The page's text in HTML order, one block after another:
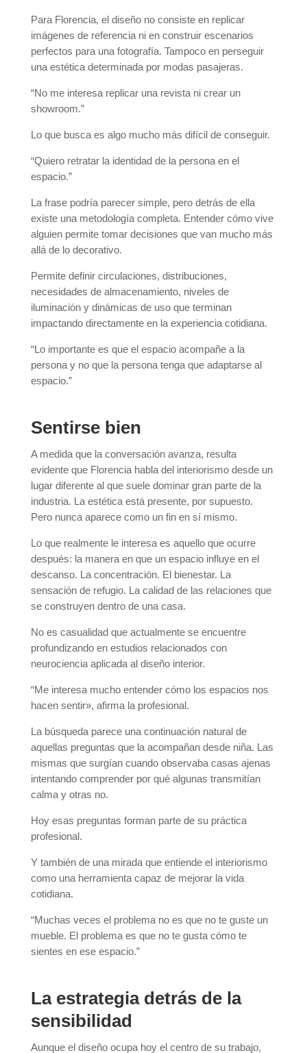
Para Florencia, el diseño no consiste en replicar
imágenes de referencia ni en construir escenarios
perfectos para una fotografía. Tampoco en perseguir
una estética determinada por modas pasajeras.
“No me interesa replicar una revista ni crear un
showroom.”
Lo que busca es algo mucho más difícil de conseguir.
“Quiero retratar la identidad de la persona en el
espacio.”
La frase podría parecer simple, pero detrás de ella
existe una metodología completa. Entender cómo vive
alguien permite tomar decisiones que van mucho más
allá de lo decorativo.
Permite definir circulaciones, distribuciones,
necesidades de almacenamiento, niveles de
iluminación y dinámicas de uso que terminan
impactando directamente en la experiencia cotidiana.
“Lo importante es que el espacio acompañe a la
persona y no que la persona tenga que adaptarse al
espacio.”
Sentirse bien
A medida que la conversación avanza, resulta
evidente que Florencia habla del interiorismo desde un
lugar diferente al que suele dominar gran parte de la
industria. La estética está presente, por supuesto.
Pero nunca aparece como un fin en sí mismo.
Lo que realmente le interesa es aquello que ocurre
después: la manera en que un espacio influye en el
descanso. La concentración. El bienestar. La
sensación de refugio. La calidad de las relaciones que
se construyen dentro de una casa.
No es casualidad que actualmente se encuentre
profundizando en estudios relacionados con
neurociencia aplicada al diseño interior.
“Me interesa mucho entender cómo los espacios nos
hacen sentir», afirma la profesional.
La búsqueda parece una continuación natural de
aquellas preguntas que la acompañan desde niña. Las
mismas que surgían cuando observaba casas ajenas
intentando comprender por qué algunas transmitían
calma y otras no.
Hoy esas preguntas forman parte de su práctica
profesional.
Y también de una mirada que entiende el interiorismo
como una herramienta capaz de mejorar la vida
cotidiana.
“Muchas veces el problema no es que no te guste un
mueble. El problema es que no te gusta cómo te
sientes en ese espacio.”
La estrategia detrás de la
sensibilidad
Aunque el diseño ocupa hoy el centro de su trabajo,